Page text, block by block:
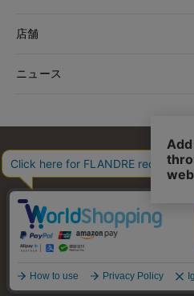
店舗
ニュース
お問い合わせ 利用規約 会社
特定商取引・古物営業法に基